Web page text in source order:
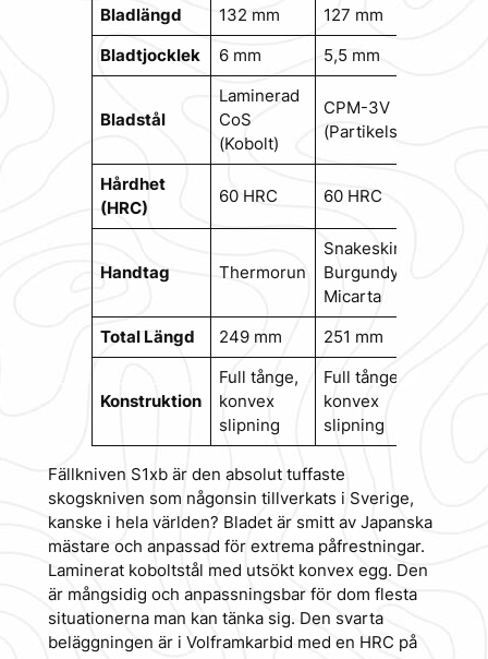
Bladlängd 132 mm 127 mm
Bladtjocklek 6 mm 5,5 mm
Bladstål
Laminerad
CoS
(Kobolt)
CPM-3V
(Partikelstål)
Hårdhet
(HRC)
60 HRC 60 HRC
Handtag Thermorun
Snakeskin
Burgundy
Micarta
Total Längd 249 mm 251 mm
Konstruktion
Full tånge,
konvex
slipning
Full tånge,
konvex
slipning
Fällkniven S1xb är den absolut tuffaste
skogskniven som någonsin tillverkats i Sverige,
kanske i hela världen? Bladet är smitt av Japanska
mästare och anpassad för extrema påfrestningar.
Laminerat koboltstål med utsökt konvex egg. Den
är mångsidig och anpassningsbar för dom flesta
situationerna man kan tänka sig. Den svarta
beläggningen är i Volframkarbid med en HRC på